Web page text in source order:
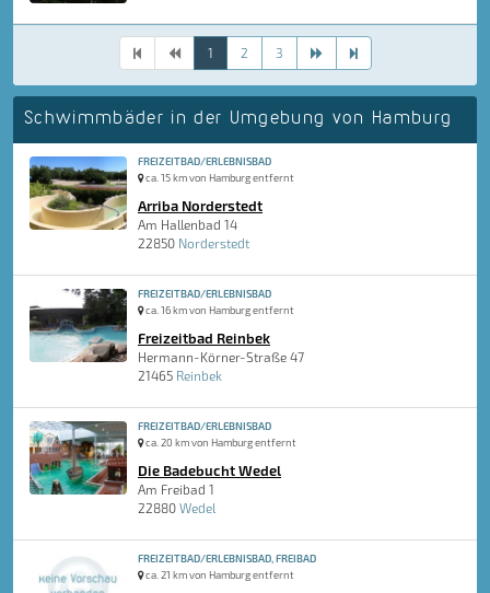
1 2 3
Schwimmbäder in der Umgebung von Hamburg
FREIZEITBAD/ERLEBNISBAD
ca. 15 km von Hamburg entfernt
Arriba Norderstedt
Am Hallenbad 14
22850 Norderstedt
FREIZEITBAD/ERLEBNISBAD
ca. 16 km von Hamburg entfernt
Freizeitbad Reinbek
Hermann-Körner-Straße 47
21465 Reinbek
FREIZEITBAD/ERLEBNISBAD
ca. 20 km von Hamburg entfernt
Die Badebucht Wedel
Am Freibad 1
22880 Wedel
FREIZEITBAD/ERLEBNISBAD, FREIBAD
ca. 21 km von Hamburg entfernt